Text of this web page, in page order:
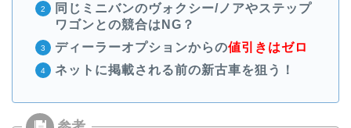
同じミニバンのヴォクシー/ノアやステップ
ワゴンとの競合はNG？
ディーラーオプションからの値引きはゼロ
ネットに掲載される前の新古車を狙う！